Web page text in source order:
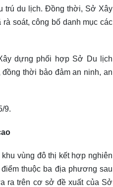
trú du lịch. Đồng thời, Sở Xây
soát, công bố danh mục các
dựng phối hợp Sở Du lịch
thời bảo đảm an ninh, an
9.
vùng đô thị kết hợp nghiên
thuộc ba địa phương sau
ra trên cơ sở đề xuất của Sở